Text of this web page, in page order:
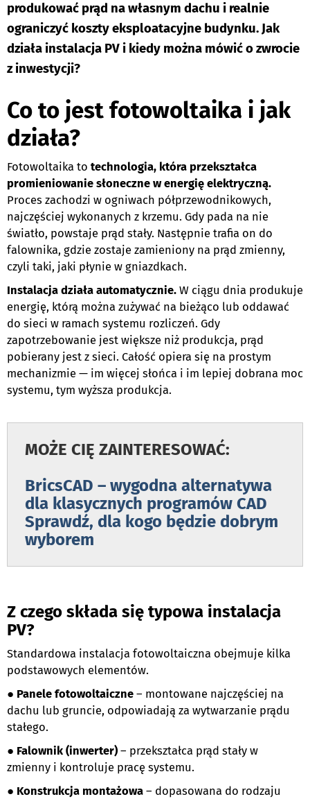
produkować prąd na własnym dachu i realnie
ograniczyć koszty eksploatacyjne budynku. Jak
działa instalacja PV i kiedy można mówić o zwrocie
z inwestycji?
Co to jest fotowoltaika i jak
działa?
Fotowoltaika to technologia, która przekształca
promieniowanie słoneczne w energię elektryczną.
Proces zachodzi w ogniwach półprzewodnikowych,
najczęściej wykonanych z krzemu. Gdy pada na nie
światło, powstaje prąd stały. Następnie trafia on do
falownika, gdzie zostaje zamieniony na prąd zmienny,
czyli taki, jaki płynie w gniazdkach.
Instalacja działa automatycznie. W ciągu dnia produkuje
energię, którą można zużywać na bieżąco lub oddawać
do sieci w ramach systemu rozliczeń. Gdy
zapotrzebowanie jest większe niż produkcja, prąd
pobierany jest z sieci. Całość opiera się na prostym
mechanizmie — im więcej słońca i im lepiej dobrana moc
systemu, tym wyższa produkcja.
MOŻE CIĘ ZAINTERESOWAĆ:
BricsCAD – wygodna alternatywa
dla klasycznych programów CAD
Sprawdź, dla kogo będzie dobrym
wyborem
Z czego składa się typowa instalacja
PV?
Standardowa instalacja fotowoltaiczna obejmuje kilka
podstawowych elementów.
● Panele fotowoltaiczne – montowane najczęściej na
dachu lub gruncie, odpowiadają za wytwarzanie prądu
stałego.
● Falownik (inwerter) – przekształca prąd stały w
zmienny i kontroluje pracę systemu.
● Konstrukcja montażowa – dopasowana do rodzaju